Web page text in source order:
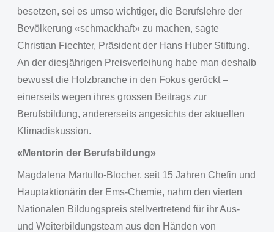
besetzen, sei es umso wichtiger, die Berufslehre der
Bevölkerung «schmackhaft» zu machen, sagte
Christian Fiechter, Präsident der Hans Huber Stiftung.
An der diesjährigen Preisverleihung habe man deshalb
bewusst die Holzbranche in den Fokus gerückt –
einerseits wegen ihres grossen Beitrags zur
Berufsbildung, andererseits angesichts der aktuellen
Klimadiskussion.
«Mentorin der Berufsbildung»
Magdalena Martullo-Blocher, seit 15 Jahren Chefin und
Hauptaktionärin der Ems-Chemie, nahm den vierten
Nationalen Bildungspreis stellvertretend für ihr Aus-
und Weiterbildungsteam aus den Händen von